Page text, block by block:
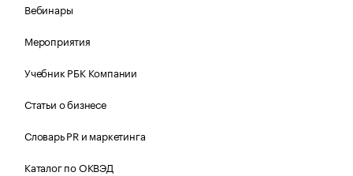
Вебинары
Мероприятия
Учебник РБК Компании
Статьи о бизнесе
Словарь PR и маркетинга
Каталог по ОКВЭД